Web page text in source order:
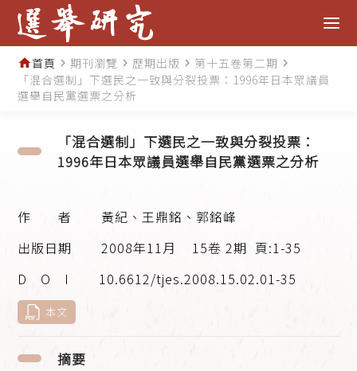
home首頁 navigate_next期刊瀏覽 navigate_next 歷期出版 navigate_next 第十五卷第二期 navigate_next
「混合選制」下選民之一致與分裂投票：1996年日本眾議員
選舉自民黨選票之分析
「混合選制」下選民之一致與分裂投票：
1996年日本眾議員選舉自民黨選票之分析
黃紀、王鼎銘、郭銘峰
2008年11月
15卷 2期 頁:1-35
10.6612/tjes.2008.15.02.01-35
本文
摘要